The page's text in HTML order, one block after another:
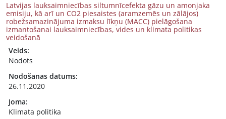
Latvijas lauksaimniecības siltumnīcefekta gāzu un amonjaka
emisiju, kā arī un CO2 piesaistes (aramzemēs un zālājos)
robežsamazinājuma izmaksu līkņu (MACC) pielāgošana
izmantošanai lauksaimniecības, vides un klimata politikas
veidošanā
Veids:
Nodots
Nodošanas datums:
26.11.2020
Joma:
Klimata politika